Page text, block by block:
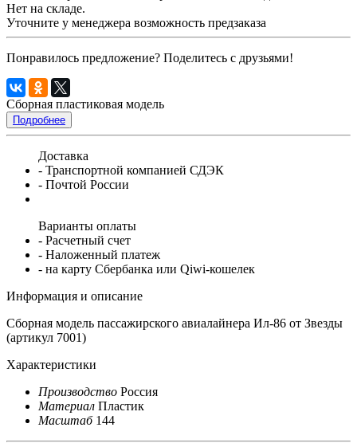
Нет на складе.
Уточните у менеджера возможность предзаказа
Понравилось предложение? Поделитесь с друзьями!
Сборная пластиковая модель
Подробнее
Доставка
- Транспортной компанией СДЭК
- Почтой России
Варианты оплаты
- Расчетный счет
- Наложенный платеж
- на карту Сбербанка или Qiwi-кошелек
Информация и описание
Сборная модель пассажирского авиалайнера Ил-86 от Звезды
(артикул 7001)
Характеристики
Производство Россия
Материал Пластик
Масштаб 144